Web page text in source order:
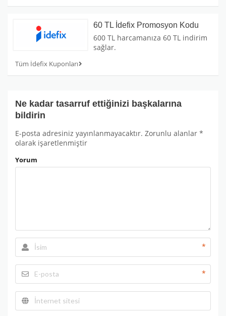
Tüm İdefix Kuponları
60 TL İdefix Promosyon Kodu
600 TL harcamanıza 60 TL indirim
sağlar.
Ne kadar tasarruf ettiğinizi başkalarına
bildirin
E-posta adresiniz yayınlanmayacaktır. Zorunlu alanlar *
olarak işaretlenmiştir
Yorum
*
*